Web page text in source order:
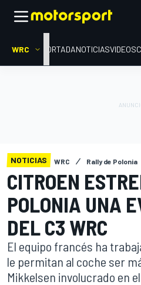
WRC PORTADANOTICIASVIDEOS
NOTICIAS WRC Rally de Polonia
CITROEN
POLONIA UNA
DEL C3 WRC
El equipo francés ha
le permitan al coche ser
Mikkelsen involucrado en